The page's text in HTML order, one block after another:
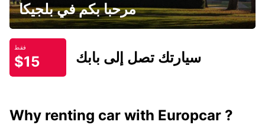
مرحبا بكم في بلجيكا
فقط
$15 سيارتك تصل إلى بابك
Why renting car with Europcar ?